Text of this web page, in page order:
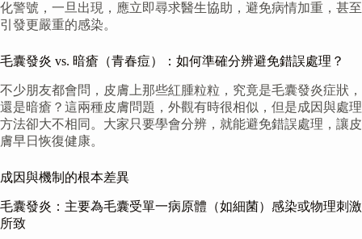
化警號，一旦出現，應立即尋求醫生協助，避免病情加重，甚至
引發更嚴重的感染。
毛囊發炎 vs. 暗瘡（青春痘）：如何準確分辨避免錯誤處理？
不少朋友都會問，皮膚上那些紅腫粒粒，究竟是毛囊發炎症狀，
還是暗瘡？這兩種皮膚問題，外觀有時很相似，但是成因與處理
方法卻大不相同。大家只要學會分辨，就能避免錯誤處理，讓皮
膚早日恢復健康。
成因與機制的根本差異
毛囊發炎：主要為毛囊受單一病原體（如細菌）感染或物理刺激
所致